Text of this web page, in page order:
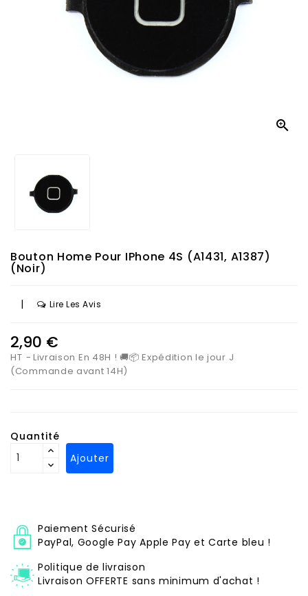

Bouton Home Pour IPhone 4S (A1431, A1387)
(Noir)
| Lire Les Avis
2,90 €
HT
Livraison En 48H ! 🚚📦 Expédition le jour J
(Commande avant 14H)
Quantité
Ajouter
Paiement Sécurisé
PayPal, Google Pay Apple Pay et Carte bleu !
Politique de livraison
Livraison OFFERTE sans minimum d'achat !